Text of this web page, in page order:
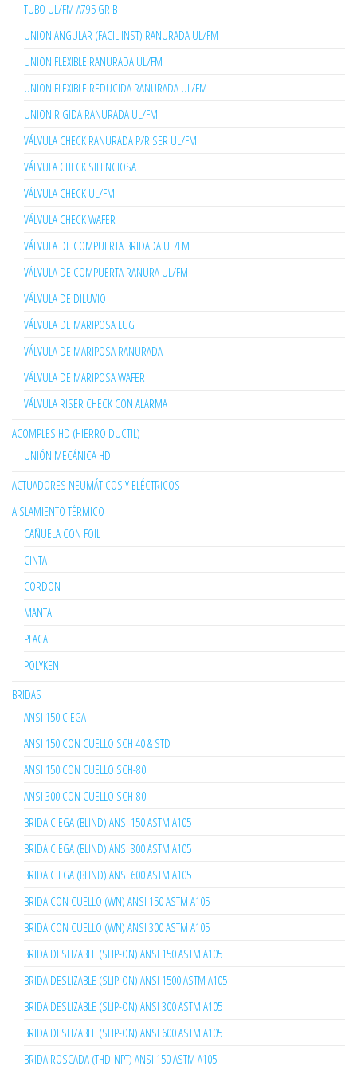
TUBO UL/FM A795 GR B
UNION ANGULAR (FACIL INST) RANURADA UL/FM
UNION FLEXIBLE RANURADA UL/FM
UNION FLEXIBLE REDUCIDA RANURADA UL/FM
UNION RIGIDA RANURADA UL/FM
VÁLVULA CHECK RANURADA P/RISER UL/FM
VÁLVULA CHECK SILENCIOSA
VÁLVULA CHECK UL/FM
VÁLVULA CHECK WAFER
VÁLVULA DE COMPUERTA BRIDADA UL/FM
VÁLVULA DE COMPUERTA RANURA UL/FM
VÁLVULA DE DILUVIO
VÁLVULA DE MARIPOSA LUG
VÁLVULA DE MARIPOSA RANURADA
VÁLVULA DE MARIPOSA WAFER
VÁLVULA RISER CHECK CON ALARMA
ACOMPLES HD (HIERRO DUCTIL)
UNIÓN MECÁNICA HD
ACTUADORES NEUMÁTICOS Y ELÉCTRICOS
AISLAMIENTO TÉRMICO
CAÑUELA CON FOIL
CINTA
CORDON
MANTA
PLACA
POLYKEN
BRIDAS
ANSI 150 CIEGA
ANSI 150 CON CUELLO SCH 40 & STD
ANSI 150 CON CUELLO SCH-80
ANSI 300 CON CUELLO SCH-80
BRIDA CIEGA (BLIND) ANSI 150 ASTM A105
BRIDA CIEGA (BLIND) ANSI 300 ASTM A105
BRIDA CIEGA (BLIND) ANSI 600 ASTM A105
BRIDA CON CUELLO (WN) ANSI 150 ASTM A105
BRIDA CON CUELLO (WN) ANSI 300 ASTM A105
BRIDA DESLIZABLE (SLIP-ON) ANSI 150 ASTM A105
BRIDA DESLIZABLE (SLIP-ON) ANSI 1500 ASTM A105
BRIDA DESLIZABLE (SLIP-ON) ANSI 300 ASTM A105
BRIDA DESLIZABLE (SLIP-ON) ANSI 600 ASTM A105
BRIDA ROSCADA (THD-NPT) ANSI 150 ASTM A105